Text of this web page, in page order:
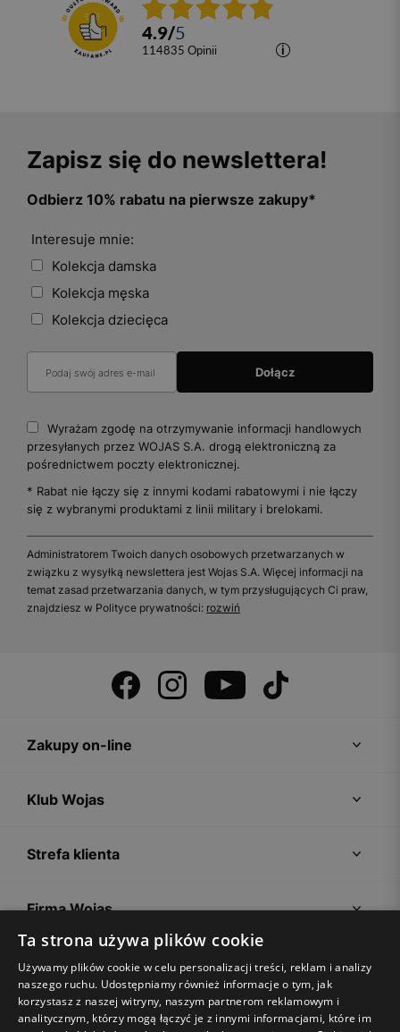
4.9/5
114835 opinii
Zapisz się do newslettera!
Odbierz 10% rabatu na pierwsze zakupy*
Interesuje mnie:
Kolekcja damska
Kolekcja męska
Kolekcja dziecięca
Wyrażam zgodę na otrzymywanie informacji handlowych
przesyłanych przez WOJAS S.A. drogą elektroniczną za
pośrednictwem poczty elektronicznej.
* Rabat nie łączy się z innymi kodami rabatowymi i nie łączy
się z wybranymi produktami z linii military i brelokami.
Administratorem Twoich danych osobowych przetwarzanych w
związku z wysyłką newslettera jest Wojas S.A. Więcej informacji na
temat zasad przetwarzania danych, w tym przysługujących Ci praw,
znajdziesz w Polityce prywatności: rozwiń
Zakupy on-line
Klub Wojas
Strefa klienta
Firma Wojas
Porady
Ta strona używa plików cookie
Używamy plików cookie w celu personalizacji treści, reklam i analizy
naszego ruchu. Udostępniamy również informacje o tym, jak
korzystasz z naszej witryny, naszym partnerom reklamowym i
analitycznym, którzy mogą łączyć je z innymi informacjami, które im